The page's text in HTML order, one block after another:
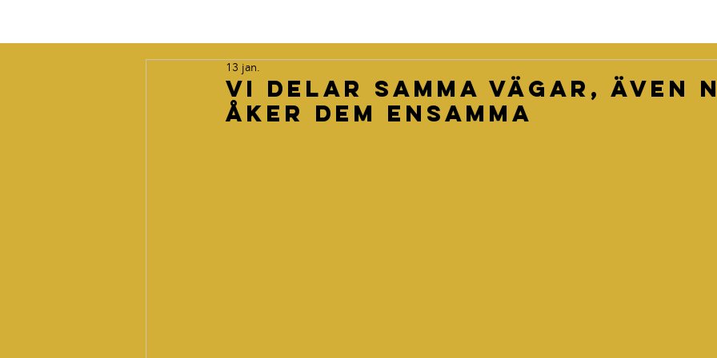
Vi delar samma vägar, även
åker dem ensamma
13 jan.